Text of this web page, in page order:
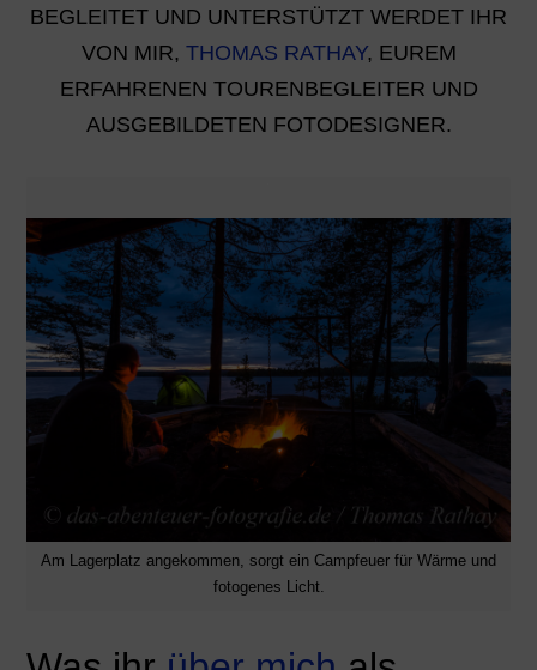
BEGLEITET UND UNTERSTÜTZT WERDET IHR
VON MIR, THOMAS RATHAY, EUREM
ERFAHRENEN TOURENBEGLEITER UND
AUSGEBILDETEN FOTODESIGNER.
Am Lagerplatz angekommen, sorgt ein Campfeuer für Wärme und
fotogenes Licht.